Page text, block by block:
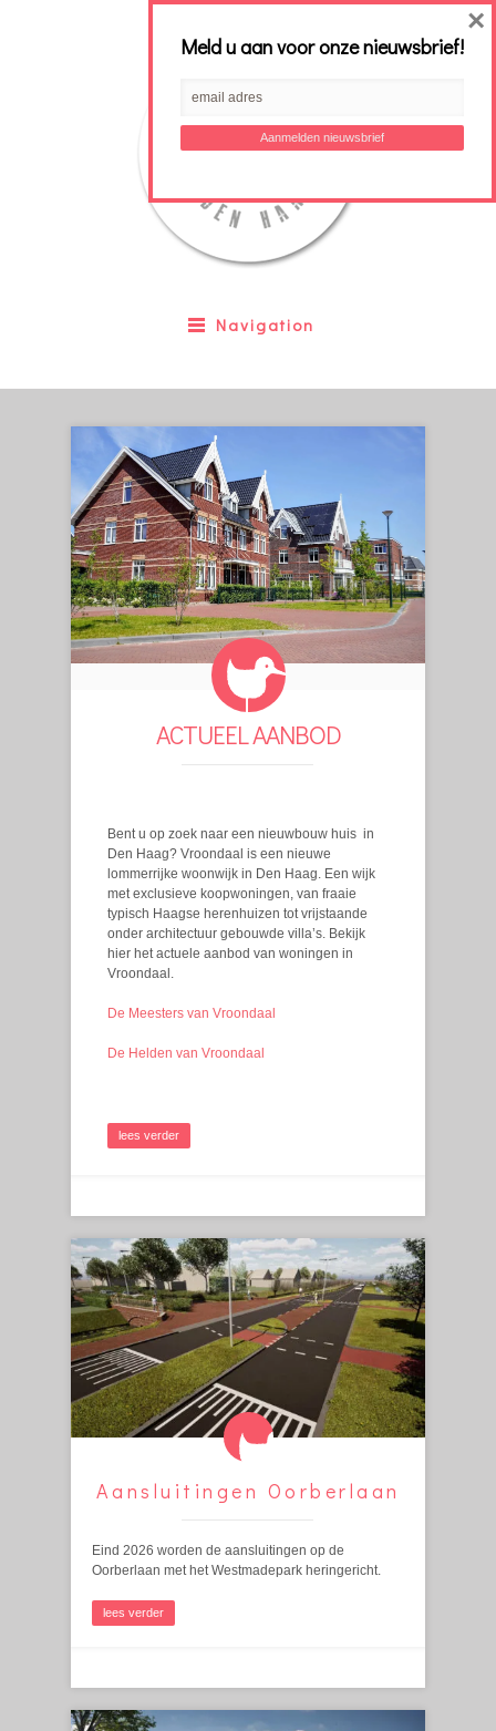
Navigation
ACTUEEL AANBOD
Bent u op zoek naar een nieuwbouw huis in
Den Haag? Vroondaal is een nieuwe
lommerrijke woonwijk in Den Haag. Een wijk
met exclusieve koopwoningen, van fraaie
typisch Haagse herenhuizen tot vrijstaande
onder architectuur gebouwde villa’s. Bekijk
hier het actuele aanbod van woningen in
Vroondaal.
De Meesters van Vroondaal
De Helden van Vroondaal
lees verder
Aansluitingen Oorberlaan
Eind 2026 worden de aansluitingen op de
Oorberlaan met het Westmadepark heringericht.
lees verder
Meld u aan voor onze nieuwsbrief!
×